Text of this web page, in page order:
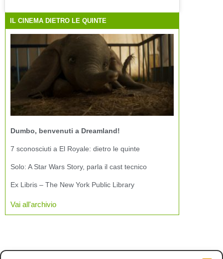
IL CINEMA DIETRO LE QUINTE
Dumbo, benvenuti a Dreamland!
7 sconosciuti a El Royale: dietro le quinte
Solo: A Star Wars Story, parla il cast tecnico
Ex Libris – The New York Public Library
Vai all'archivio